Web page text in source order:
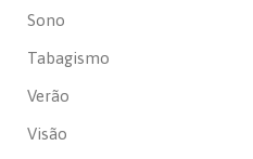
Sono
Tabagismo
Verão
Visão